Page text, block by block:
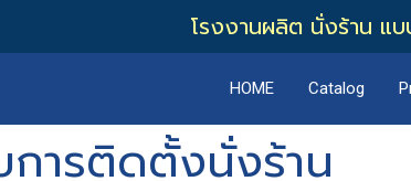
โรงงานผลิต นั่งร้าน แ
HOME Catalog
ารติดตั้งนั่งร้าน